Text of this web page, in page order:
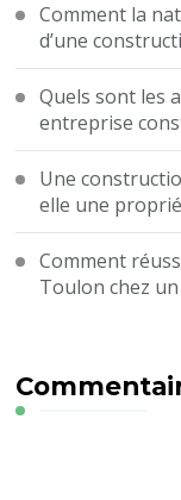
Comment la
d’une
Quels sont les
entreprise
Une
elle une
Comment
Toulon chez